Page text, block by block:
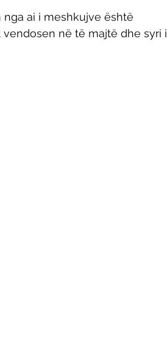
ai i meshkujve është
në të majtë dhe syri i